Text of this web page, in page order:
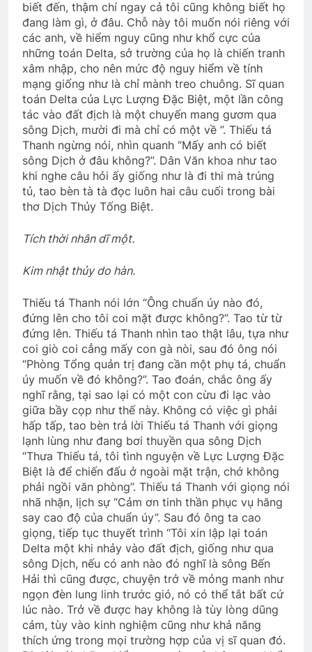
CON ĐƯỜNG MẮT KHÔNG NHÌN THẤY
(Rabindranath Tagore)
3 Years Ago
CSVSQ Nguyễn Ngọc K30
3 Years Ago
THUYỀN GIẤY (Rabindranath Tagore)
3 Years Ago
Ngày này Năm Ấy 29-12-1972
Thăm NT Cao Yết K16
2 Years Ago
Album 3
3 Years Ago
Vietnam War – Tiếng Việt
2 Years Ago
Xuân Ca
2 Years Ago
Sống ở đời
3 Years Ago
An Lộc 1972
2 Years Ago
Chiến tranh bên cạnh, tình yêu
3 Years Ago
CSVSQ Phan Văn Đồng K27
3 Years Ago
Nụ Tầm Xuân
biết đến, thậm chí ngay cả tôi cũng không biết họ
đang làm gì, ở đâu. Chỗ này tôi muốn nói riêng với
các anh, về hiểm nguy cũng như khổ cực của
những toán Delta, sở trường của họ là chiến tranh
xâm nhập, cho nên mức độ nguy hiểm về tính
mạng giống như là chỉ mành treo chuông. Sĩ quan
toán Delta của Lực Lượng Đặc Biệt, một lần công
tác vào đất địch là một chuyến mang gươm qua
sông Dịch, mười đi mà chỉ có một về ”. Thiếu tá
Thanh ngừng nói, nhìn quanh “Mấy anh có biết
sông Dịch ở đâu không?”. Dân Văn khoa như tao
khi nghe câu hỏi ấy giống như là đi thi mà trúng
tủ, tao bèn tà tà đọc luôn hai câu cuối trong bài
thơ Dịch Thủy Tống Biệt.
Tích thời nhân dĩ một.
Kim nhật thủy do hàn.
Thiếu tá Thanh nói lớn “Ông chuẩn úy nào đó,
đứng lên cho tôi coi mặt được không?”. Tao từ từ
đứng lên. Thiếu tá Thanh nhìn tao thật lâu, tựa như
coi giò coi cẳng mấy con gà nòi, sau đó ông nói
“Phòng Tổng quản trị đang cần một phụ tá, chuẩn
úy muốn về đó không?”. Tao đoán, chắc ông ấy
nghĩ rằng, tại sao lại có một con cừu đi lạc vào
giữa bầy cọp như thế này. Không có việc gì phải
hấp tấp, tao bèn trả lời Thiếu tá Thanh với giọng
lạnh lùng như đang bơi thuyền qua sông Dịch
“Thưa Thiếu tá, tôi tình nguyện về Lực Lượng Đặc
Biệt là để chiến đấu ở ngoài mặt trận, chớ không
phải ngồi văn phòng”. Thiếu tá Thanh với giọng nói
nhã nhặn, lịch sự “Cảm ơn tinh thần phục vụ hăng
say cao độ của chuẩn úy”. Sau đó ông ta cao
giọng, tiếp tục thuyết trình “Tôi xin lập lại toán
Delta một khi nhảy vào đất địch, giống như qua
sông Dịch, nếu có anh nào đó nghĩ là sông Bến
Hải thì cũng được, chuyện trở về mỏng manh như
ngọn đèn lung linh trước gió, nó có thể tắt bất cứ
lúc nào. Trở về được hay không là tùy lòng dũng
cảm, tùy vào kinh nghiệm cũng như khả năng
thích ứng trong mọi trường hợp của vị sĩ quan đó.